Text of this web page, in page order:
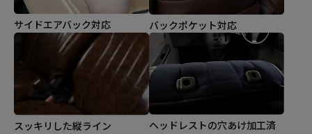
サイドエアバック対応 バックポケット対応
スッキリした縦ライン ヘッドレストの穴あけ加工済